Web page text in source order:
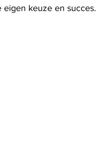
eigen keuze en succes.